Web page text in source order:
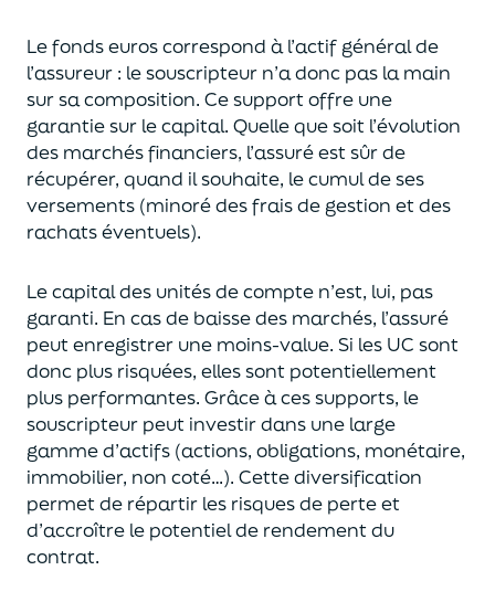
Le fonds euros correspond à l’actif général de
l’assureur : le souscripteur n’a donc pas la main
sur sa composition. Ce support offre une
garantie sur le capital. Quelle que soit l’évolution
des marchés financiers, l’assuré est sûr de
récupérer, quand il souhaite, le cumul de ses
versements (minoré des frais de gestion et des
rachats éventuels).
Le capital des unités de compte n’est, lui, pas
garanti. En casde baisse des marchés, l’assuré
peut enregistrer une moins-value. Si les UC sont
donc plus risquées, elles sont potentiellement
plus performantes. Grâce à ces supports, le
souscripteur peut investir dans une large
gamme d’actifs (actions, obligations, monétaire,
immobilier, non coté…). Cette diversification
permet de répartir les risques de perte et
d’accroître le potentielde rendement du
contrat.